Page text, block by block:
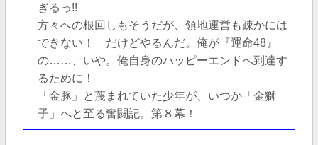
ぎるっ!!
方々への根回しもそうだが、領地運営も疎かには
できない！ だけどやるんだ。俺が『運命48』
の……、いや。俺自身のハッピーエンドへ到達す
るために！
「金豚」と蔑まれていた少年が、いつか「金獅
子」へと至る奮闘記。第８幕！